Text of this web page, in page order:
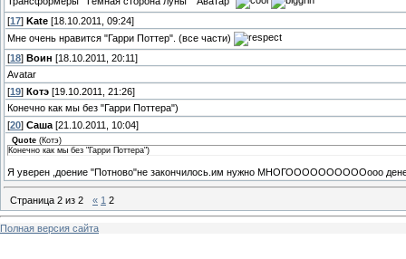
[17] Kate [18.10.2011, 09:24]
Мне очень нравится "Гарри Поттер". (все части)
[18] Воин [18.10.2011, 20:11]
Avatar
[19] Котэ [19.10.2011, 21:26]
Конечно как мы без "Гарри Поттера")
[20] Саша [21.10.2011, 10:04]
Quote (Котэ)
Конечно как мы без "Гарри Поттера")
Я уверен ,доение "Потново"не закончилось.им нужно МНОГООООООООООооо
Страница 2 из 2 « 1 2
Полная версия сайта